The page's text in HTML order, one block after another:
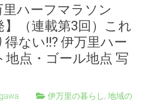
里ハーフマラソン
】（連載第3回）これ
ない!!? 伊万里ハー
地点・ゴール地点 写
伊万里の暮らし,地域の